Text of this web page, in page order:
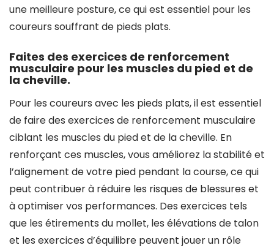
une meilleure posture, ce qui est essentiel pour les
coureurs souffrant de pieds plats.
Faites des exercices de renforcement
musculaire pour les muscles du pied et de
la cheville.
Pour les coureurs avec les pieds plats, il est essentiel
de faire des exercices de renforcement musculaire
ciblant les muscles du pied et de la cheville. En
renforçant ces muscles, vous améliorez la stabilité et
l’alignement de votre pied pendant la course, ce qui
peut contribuer à réduire les risques de blessures et
à optimiser vos performances. Des exercices tels
que les étirements du mollet, les élévations de talon
et les exercices d’équilibre peuvent jouer un rôle